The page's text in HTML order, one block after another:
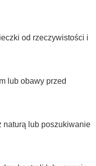
od rzeczywistości i
lub obawy przed
naturą lub poszukiwanie